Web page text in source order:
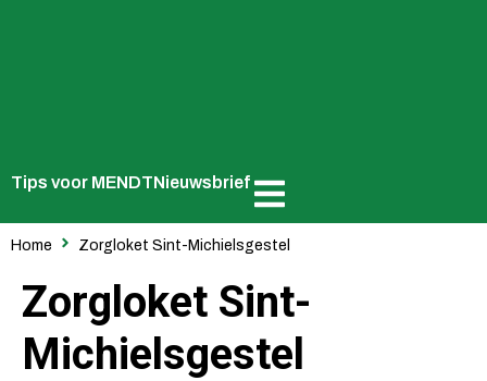
Tips voor MENDTNieuwsbrief
Home Zorgloket Sint-Michielsgestel
Zorgloket Sint-
Michielsgestel